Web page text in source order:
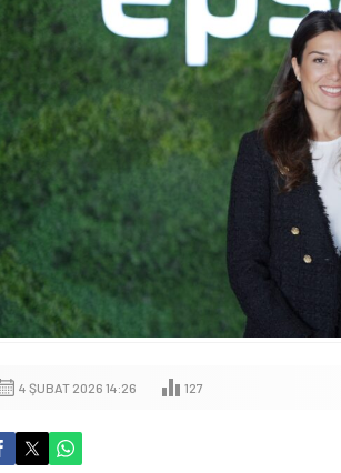
4 ŞUBAT 2026 14:26 127